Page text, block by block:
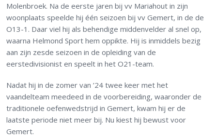
Molenbroek. Na de eerste jaren bij vv Mariahout in zijn
woonplaats speelde hij één seizoen bij vv Gemert, in de de
O13-1. Daar viel hij als behendige middenvelder al snel op,
waarna Helmond Sport hem oppikte. Hij is inmiddels bezig
aan zijn zesde seizoen in de opleiding van de
eerstedivisionist en speelt in het O21-team.
Nadat hij in de zomer van ’24 twee keer met het
vaandelteam meedeed in de voorbereiding, waaronder de
traditionele oefenwedstrijd in Gemert, kwam hij er de
laatste periode niet meer bij. Nu kiest hij bewust voor
Gemert.